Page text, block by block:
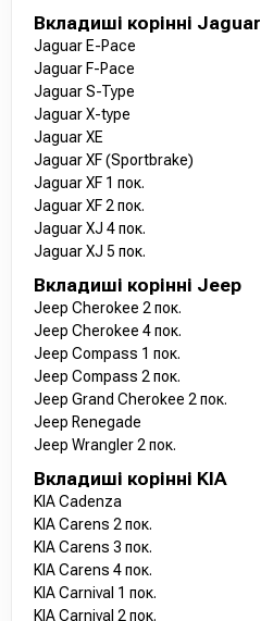
Вкладиші корінні Jaguar
Jaguar E-Pace
Jaguar F-Pace
Jaguar S-Type
Jaguar X-type
Jaguar XE
Jaguar XF (Sportbrake)
Jaguar XF 1 пок.
Jaguar XF 2 пок.
Jaguar XJ 4 пок.
Jaguar XJ 5 пок.
Вкладиші корінні Jeep
Jeep Cherokee 2 пок.
Jeep Cherokee 4 пок.
Jeep Compass 1 пок.
Jeep Compass 2 пок.
Jeep Grand Cherokee 2 пок.
Jeep Renegade
Jeep Wrangler 2 пок.
Вкладиші корінні KIA
KIA Cadenza
KIA Carens 2 пок.
KIA Carens 3 пок.
KIA Carens 4 пок.
KIA Carnival 1 пок.
KIA Carnival 2 пок.